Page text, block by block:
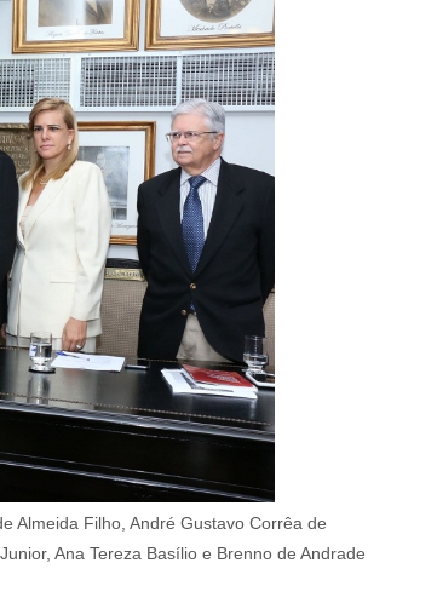
Almeida Filho, André Gustavo Corrêa de
Ana Tereza Basílio e Brenno de Andrade